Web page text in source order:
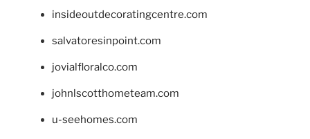
insideoutdecoratingcentre.com
salvatoresinpoint.com
jovialfloralco.com
johnlscotthometeam.com
u-seehomes.com